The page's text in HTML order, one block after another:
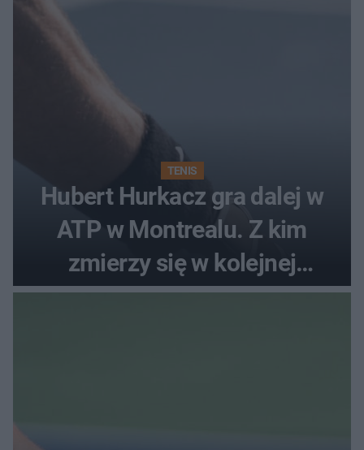
TENIS
Hubert Hurkacz gra dalej w
ATP w Montrealu. Z kim
zmierzy się w kolejnej
rundzie?